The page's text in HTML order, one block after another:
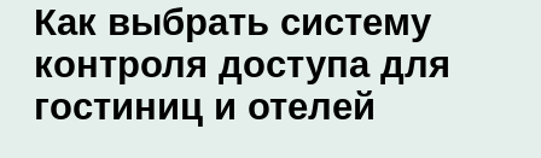
Как выбрать систему
контроля доступа для
гостиниц и отелей